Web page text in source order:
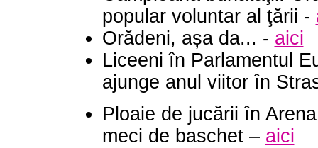
popular voluntar al ţării -
Orădeni, așa da... - aici
Liceeni în Parlamentul
ajunge anul viitor în
Ploaie de jucării în
meci de baschet – aici